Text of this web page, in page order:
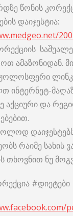
წონის
დაიჯესტია:
ამაზონიდან.
ინტერნეტ-
აქციური და
რაიმე სახის
თხოვნით ნუ
#დიეტები